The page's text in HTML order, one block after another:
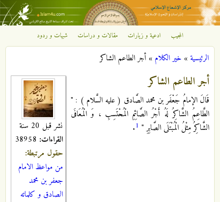
تجاوز إلى المحتوى الرئيسي
مركز
الإشعاع
الإسلامي
المجيب ادعية و زيارات مقالات و دراسات شبهات و ردود
أنت هنا
الرئيسية» خير الكلام »أجر الطاعم الشاكر
نشر قبل 20 سنة
القراءات:
حقول مرتبطة:
من مواعظ الامام
جعفر بن محمد
الصادق و كلماته
أجر الطاعم الشاكر
قَالَ الإمامُ جَعْفَر بن محمد الصَّادق ( عليه السَّلام ) : "
الطَّاعِمُ الشَّاكِرُ لَهُ أَجْرُ الصَّائِمِ الْمُحْتَسِبِ ، وَ الْمُعَافَى
الشَّاكِرُ مِثْلُ الْمُبْتَلَى الصَّابِرِ " 1
.